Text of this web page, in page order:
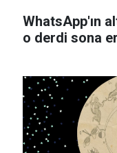
WhatsApp'ın
o derdi sona